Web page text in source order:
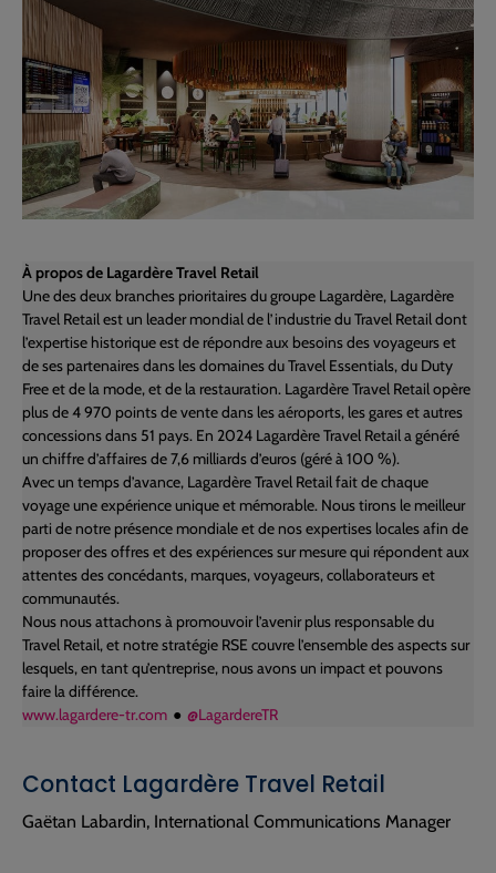
À propos de Lagardère Travel Retail
Une des deux branches prioritaires du groupe Lagardère, Lagardère
Travel Retail est un leader mondial de l’industrie du Travel Retail dont
l’expertise historique est de répondre aux besoins des voyageurs et
de ses partenaires dans les domaines du Travel Essentials, du Duty
Free et de la mode, et de la restauration. Lagardère Travel Retail opère
plus de 4 970 points de vente dans les aéroports, les gares et autres
concessions dans 51 pays. En 2024 Lagardère Travel Retail a généré
un chiffre d’affaires de 7,6 milliards d’euros (géré à 100 %).
Avec un temps d’avance, Lagardère Travel Retail fait de chaque
voyage une expérience unique et mémorable. Nous tirons le meilleur
parti de notre présence mondiale et de nos expertises locales afin de
proposer des offres et des expériences sur mesure qui répondent aux
attentes des concédants, marques, voyageurs, collaborateurs et
communautés.
Nous nous attachons à promouvoir l’avenir plus responsable du
Travel Retail, et notre stratégie RSE couvre l’ensemble des aspects sur
lesquels, en tant qu’entreprise, nous avons un impact et pouvons
faire la différence.
www.lagardere-tr.com ● @LagardereTR
Contact Lagardère Travel Retail
Gaëtan Labardin, International Communications Manager